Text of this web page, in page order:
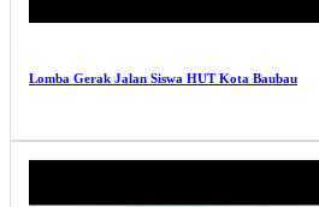
Lomba Gerak Jalan Siswa HUT Kota Baubau